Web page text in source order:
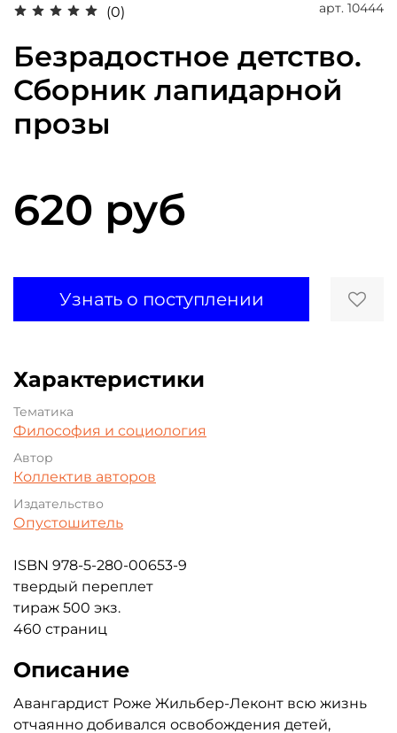
(0) арт. 10444
Безрадостное детство.
Сборник лапидарной
прозы
620 руб
Узнать о поступлении
Характеристики
Тематика
Философия и социология
Автор
Коллектив авторов
Издательство
Опустошитель
ISBN 978-5-280-00653-9
твердый переплет
тираж 500 экз.
460 страниц
Описание
Авангардист Роже Жильбер-Леконт всю жизнь
отчаянно добивался освобождения детей,